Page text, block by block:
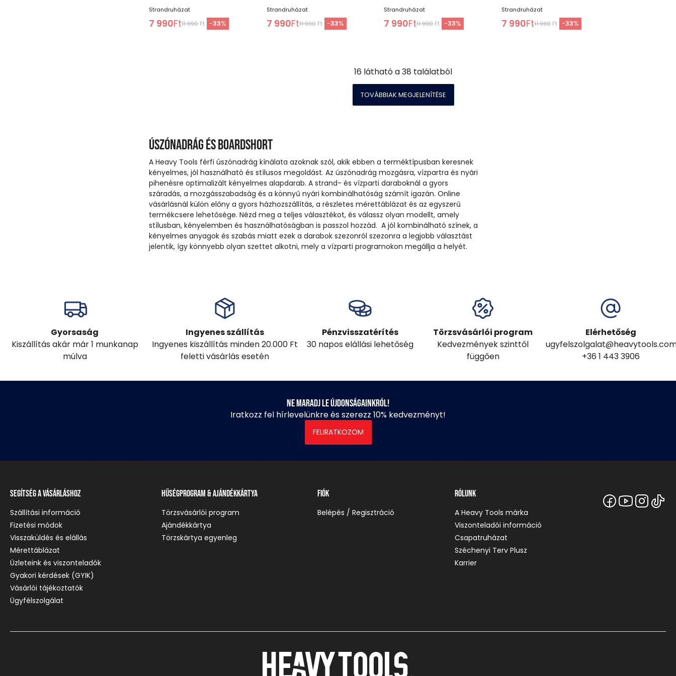
Strandruházat
7 990Ft11 990 Ft -33%
Strandruházat
7 990Ft11 990Ft -33%
Strandruházat
7 990Ft11 990 Ft -33%
Strandruházat
7 990Ft11 990Ft -33%
16 látható a38 találatból
TOVÁBBIAK MEGJELENÍTÉSE
Úszónadrág és boardshort
A Heavy Tools férfi úszónadrág kínálata azoknak szól, akik ebben a terméktípusban keresnek
kényelmes, jól használható és stílusos megoldást. Az úszónadrág mozgásra, vízpartra és nyári
pihenésre optimalizált kényelmes alapdarab. A strand- és vízparti daraboknál a gyors
száradás, a mozgásszabadság és a könnyű nyári kombinálhatóság számít igazán. Online
vásárlásnál külön előny a gyors házhozszállítás, a részletes mérettáblázat és az egyszerű
termékcsere lehetősége. Nézd meg a teljes választékot, és válassz olyan modellt, amely
stílusban, kényelemben és használhatóságban is passzol hozzád. A jól kombinálható színek, a
kényelmes anyagok és szabás miatt ezek a darabok szezonról szezonra a legjobb választást
jelentik, így könnyebb olyan szettet alkotni, mely a vízparti programokon megállja a helyét.
Gyorsaság
Kiszállítás akár már 1 munkanap
múlva
Ingyenes szállítás
Ingyenes kiszállítás minden 20.000 Ft
feletti vásárlás esetén
Pénzvisszatérítés
30 napos elállási lehetőség
Törzsvásárlói program
Kedvezmények szinttől
függően
Elérhetőség
+36 1 443 3906
Ne maradj le újdonságainkról!
Iratkozz fel hírlevelünkre és szerezz 10% kedvezményt!
FELIRATKOZOM
Segítség a vásárláshoz
Szállítási információ
Fizetési módok
Visszaküldés és elállás
Mérettáblázat
Üzleteink és viszonteladók
Gyakori kérdések (GYIK)
Vásárlói tájékoztatók
Ügyfélszolgálat
Hűségprogram & Ajándékkártya
Törzsvásárlói program
Ajándékkártya
Törzskártya egyenleg
Fiók
Belépés / Regisztráció
Rólunk
A Heavy Tools márka
Viszonteladói információ
Csapatruházat
Széchenyi Terv Plusz
Karrier